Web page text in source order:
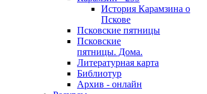
История Карамзина о
Пскове
Псковские пятницы
Псковские
пятницы. Дома.
Литературная карта
Библиотур
Архив - онлайн